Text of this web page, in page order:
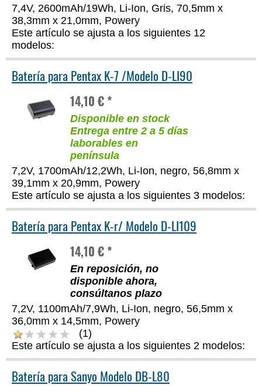
7,4V, 2600mAh/19Wh, Li-Ion, Gris, 70,5mm x
38,3mm x 21,0mm, Powery
Este artículo se ajusta a los siguientes 12
modelos:
Batería para Pentax K-7 /Modelo D-LI90
14,10 € *
Disponible en stock
Entrega entre 2 a 5 días
laborables en
península
7,2V, 1700mAh/12,2Wh, Li-Ion, negro, 56,8mm x
39,1mm x 20,9mm, Powery
Este artículo se ajusta a los siguientes 3 modelos:
Batería para Pentax K-r/ Modelo D-LI109
14,10 € *
En reposición, no
disponible ahora,
consúltanos plazo
7,2V, 1100mAh/7,9Wh, Li-Ion, negro, 56,5mm x
36,0mm x 14,5mm, Powery
(1)
Este artículo se ajusta a los siguientes 2 modelos:
Batería para Sanyo Modelo DB-L80